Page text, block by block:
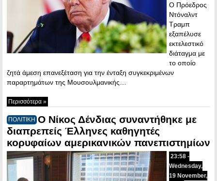
Ο Πρόεδρος
Ντόναλντ
Τραμπ
εξαπέλυσε
εκτελεστικό
διάταγμα με
το οποίο
ζητά άμεση επανεξέταση για την ένταξη συγκεκριμένων
παραρτημάτων της Μουσουλμανικής…
Περισσότερα »
ΠΟΛΙΤΙΚΗ Ο Νίκος Δένδιας συναντήθηκε με
διαπρεπείς Έλληνες καθηγητές
κορυφαίων αμερικανικών πανεπιστημίων
23:58 -
Wednesday,
19 November,